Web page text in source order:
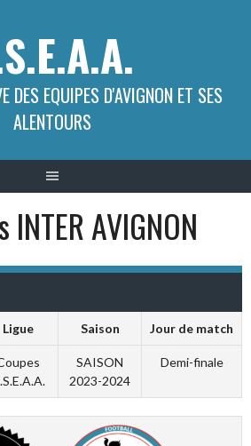
DES EQUIPES D'AVIGNON ET SES
ALENTOURS
INTER AVIGNON
Ligue Saison Jour de match
SAISON
2023-2024
Demi-finale